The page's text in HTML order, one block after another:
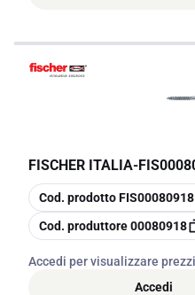
FISCHER ITALIA-
copia
Cod. prodottoFIS00080918
copia
Cod. produttore00080918
Accedi per visualizzare
Accedi